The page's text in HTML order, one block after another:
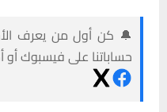
🔔 كن أول من يعرف
حساباتنا على فيسبوك